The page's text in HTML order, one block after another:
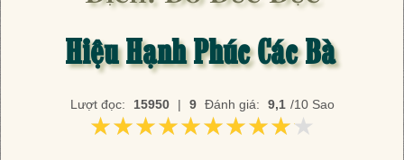
Hiệu Hạnh Phúc Các Bà
Lượt đọc: 15950 | 9 Đánh giá: 9,1 /10 Sao
★★★★★★★★★★
★★★★★★★★★★